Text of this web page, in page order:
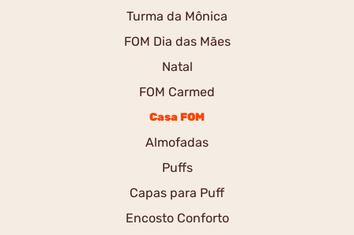
Turma da Mônica
FOM Dia das Mães
Natal
FOM Carmed
Casa FOM
Almofadas
Puffs
Capas para Puff
Encosto Conforto